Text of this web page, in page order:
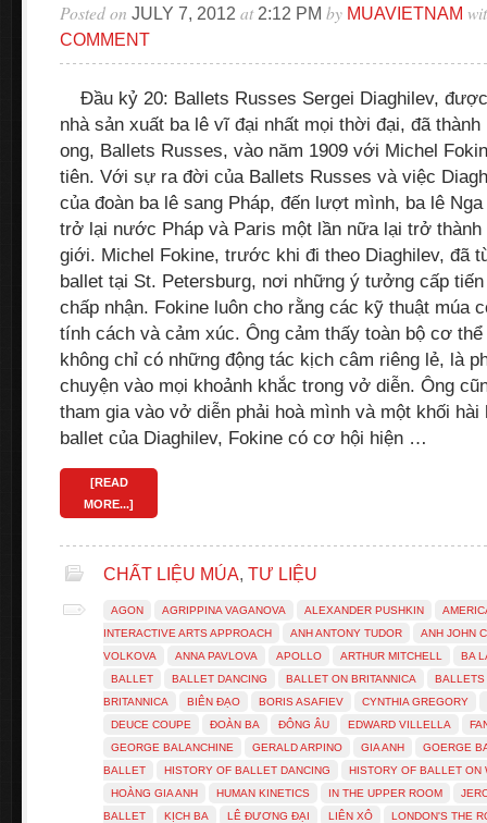
Posted on JULY 7, 2012 at 2:12 PM by MUAVIETNAM
COMMENT
Đầu kỷ 20: Ballets Russes Sergei Diaghilev,
nhà sản xuất ba lê vĩ đại nhất mọi thời đại, đã
ong, Ballets Russes, vào năm 1909 với Michel
tiên. Với sự ra đời của Ballets Russes và việc
của đoàn ba lê sang Pháp, đến lượt mình, ba lê
trở lại nước Pháp và Paris một lần nữa lại trở thành
giới. Michel Fokine, trước khi đi theo Diaghilev, đã
ballet tại St. Petersburg, nơi những ý tưởng cấp
chấp nhận. Fokine luôn cho rằng các kỹ thuật múa
tính cách và cảm xúc. Ông cảm thấy toàn bộ cơ
không chỉ có những động tác kịch câm riêng lẻ, là
chuyện vào mọi khoảnh khắc trong vở diễn. Ông
tham gia vào vở diễn phải hoà mình và một khối hài
ballet của Diaghilev, Fokine có cơ hội hiện …
[READ
MORE...]
CHẤT LIỆU MÚA, TƯ LIỆU
AGON AGRIPPINA VAGANOVA ALEXANDER PUSHKIN
INTERACTIVE ARTS APPROACH
ANH ANTONY TUDOR
ANH JOHN
VOLKOVA
ANNA PAVLOVA APOLLO ARTHUR MITCHELL
BA
BALLET
BALLET DANCING BALLET ON BRITANNICA
BALLETS
BRITANNICA
BIÊN ĐẠO BORIS ASAFIEV
CYNTHIA GREGORY
DEUCE COUPE
ĐOÀN BA ĐÔNG ÂU EDWARD VILLELLA
GEORGE BALANCHINE
GERALD ARPINO GIA ANH
GOERGE
BALLET
HISTORY OF BALLET DANCING
HISTORY OF BALLET ON
HOÀNG GIA ANH
HUMAN KINETICS IN THE UPPER ROOM
BALLET
KỊCH BA LÊ ĐƯƠNG ĐẠI LIÊN XÔ
LONDON'S THE